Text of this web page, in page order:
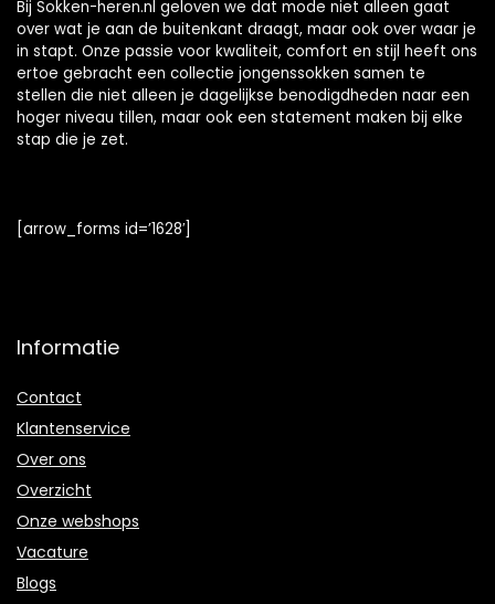
Bij Sokken-heren.nl geloven we dat mode niet alleen gaat
over wat je aan de buitenkant draagt, maar ook over waar je
in stapt. Onze passie voor kwaliteit, comfort en stijl heeft ons
ertoe gebracht een collectie jongenssokken samen te
stellen die niet alleen je dagelijkse benodigdheden naar een
hoger niveau tillen, maar ook een statement maken bij elke
stap die je zet.
[arrow_forms id=’1628′]
Informatie
Contact
Klantenservice
Over ons
Overzicht
Onze webshops
Vacature
Blogs